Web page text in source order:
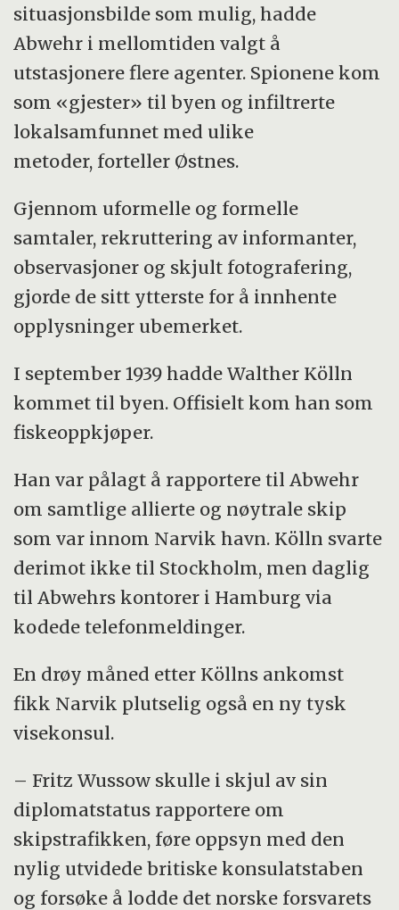
situasjonsbilde som mulig, hadde
Abwehr i mellomtiden valgt å
utstasjonere flere agenter. Spionene kom
som «gjester» til byen og infiltrerte
lokalsamfunnet med ulike
metoder, forteller Østnes.
Gjennom uformelle og formelle
samtaler, rekruttering av informanter,
observasjoner og skjult fotografering,
gjorde de sitt ytterste for å innhente
opplysninger ubemerket.
I september 1939 hadde Walther Kölln
kommet til byen. Offisielt kom han som
fiskeoppkjøper.
Han var pålagt å rapportere til Abwehr
om samtlige allierte og nøytrale skip
som var innom Narvik havn. Kölln svarte
derimot ikke til Stockholm, men daglig
til Abwehrs kontorer i Hamburg via
kodede telefonmeldinger.
En drøy måned etter Köllns ankomst
fikk Narvik plutselig også en ny tysk
visekonsul.
– Fritz Wussow skulle i skjul av sin
diplomatstatus rapportere om
skipstrafikken, føre oppsyn med den
nylig utvidede britiske konsulatstaben
og forsøke å lodde det norske forsvarets